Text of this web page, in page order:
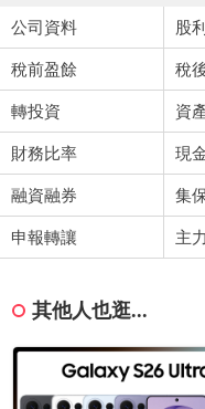
公司資料 股
稅前盈餘 稅
轉投資 資
財務比率 現
融資融券 集
申報轉讓 主
其他人也逛...